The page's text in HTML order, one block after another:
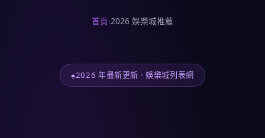
首頁›2026 娛樂城推薦
2026 年最新更新 · 娛樂城列表網